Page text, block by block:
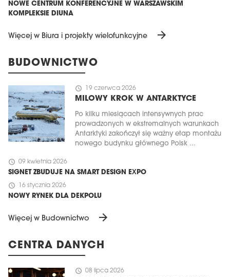
NOWE CENTRUM KONFERENCYJNE W WARSZAWSKIM
KOMPLEKSIE DIUNA
Więcej w Biura i projekty wielofunkcyjne arrow_forward
BUDOWNICTWO
schedule 19 czerwca 2026
MILOWY KROK W ANTARKTYCE
Po kilku miesiącach intensywnych prac
prowadzonych w ekstremalnych warunkach
Antarktyki zakończył się ważny etap montażu
nowego budynku głównego Polsk ...
schedule 09 kwietnia 2026
SIGNET ZBUDUJE NA SMART DESIGN EXPO
schedule 16 stycznia 2026
NOWY RYNEK DLA DEKPOLU
Więcej w Budownictwo arrow_forward
CENTRA DANYCH
schedule 08 lipca 2026